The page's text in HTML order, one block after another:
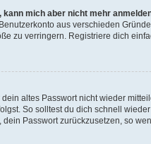
mich aber nicht mehr
aus verschieden
zu verringern. Registriere dich
altes Passwort nicht wieder
So solltest du dich schnell
Passwort zurückzusetzen, so